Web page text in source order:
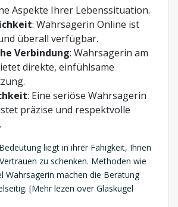
Aspekte Ihrer Lebenssituation.
: Wahrsagerin Online ist
überall verfügbar.
Verbindung: Wahrsagerin am
direkte, einfühlsame
: Eine seriöse Wahrsagerin
präzise und respektvolle
liegt in ihrer Fähigkeit, Ihnen
zu schenken. Methoden wie
Wahrsagerin machen die Beratung
[Mehr lezen over Glaskugel